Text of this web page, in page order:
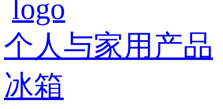
个人与家用产品
冰箱